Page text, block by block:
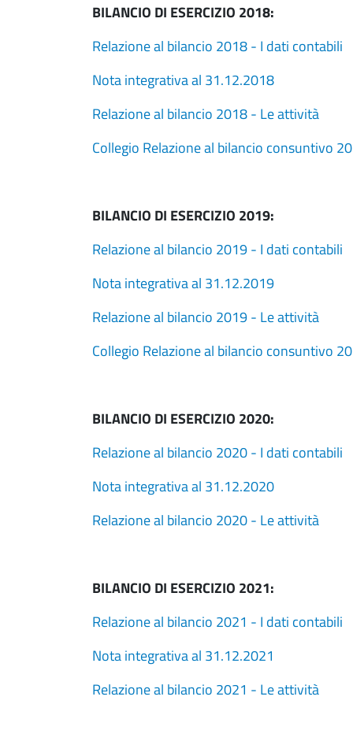
BILANCIO DI ESERCIZIO 2018:
Relazione al bilancio 2018 - I dati contabili
Nota integrativa al 31.12.2018
Relazione al bilancio 2018 - Le attività
Collegio Relazione al bilancio consuntivo
BILANCIO DI ESERCIZIO 2019:
Relazione al bilancio 2019 - I dati contabili
Nota integrativa al 31.12.2019
Relazione al bilancio 2019 - Le attività
Collegio Relazione al bilancio consuntivo
BILANCIO DI ESERCIZIO 2020:
Relazione al bilancio 2020 - I dati contabili
Nota integrativa al 31.12.2020
Relazione al bilancio 2020 - Le attività
BILANCIO DI ESERCIZIO 2021:
Relazione al bilancio 2021 - I dati contabili
Nota integrativa al 31.12.2021
Relazione al bilancio 2021 - Le attività